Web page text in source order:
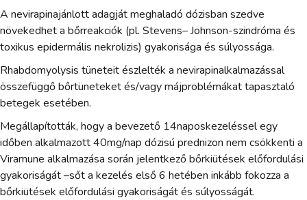
A nevirapinajánlott adagját meghaladó dózisban szedve
növekedhet a bőrreakciók (pl. Stevens– Johnson-szindróma és
toxikus epidermális nekrolizis) gyakorisága és súlyossága.
Rhabdomyolysis tüneteit észlelték a nevirapinalkalmazással
összefüggő bőrtüneteket és/vagy májproblémákat tapasztaló
betegek esetében.
Megállapították, hogy a bevezető 14naposkezeléssel egy
időben alkalmazott 40mg/nap dózisú prednizon nem csökkenti a
Viramune alkalmazása során jelentkező bőrkiütések előfordulási
gyakoriságát –sőt a kezelés első 6 hetében inkább fokozza a
bőrkiütések előfordulási gyakoriságát és súlyosságát.